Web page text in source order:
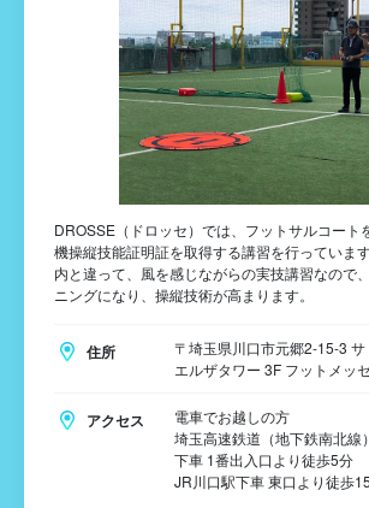
DROSSE（ドロッセ）では、フットサルコート
機操縦技能証明証を取得する講習を行っていま
内と違って、風を感じながらの実技講習なので
ニングになり、操縦技術が高まります。
住所
〒埼玉県川口市元郷2-15-3
エルザタワー 3F フットメッ
アクセス
電車でお越しの方
埼玉高速鉄道（地下鉄南北線
下車 1番出入口より徒歩5分
JR川口駅下車 東口より徒歩